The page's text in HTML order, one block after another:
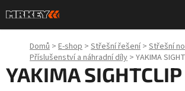
na
obsah
Domů > E-shop > Střešní řešení > Střešní
Příslušenství a náhradní díly > YAKIMA
YAKIMA SIGHTCLIP